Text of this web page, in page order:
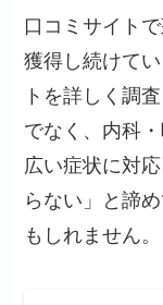
口コミサイト
獲得し続けて
トを詳しく調
でなく、内科
広い症状に対
らない」と諦
もしれません。